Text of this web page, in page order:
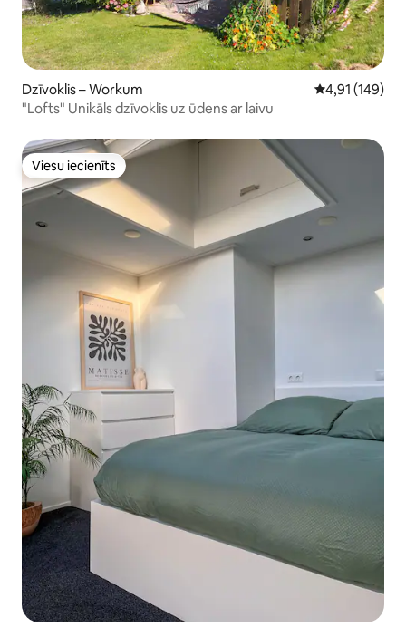
Dzīvoklis – Workum Vidējais
4,91 (149)
"Lofts" Unikāls dzīvoklis uz ūdens ar laivu
Viesu iecienīts
Viesu iecienīts